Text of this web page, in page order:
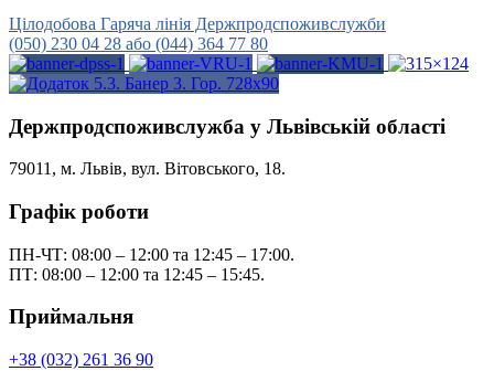
Цілодобова Гаряча лінія Держпродспоживслужби
(050) 230 04 28 або (044) 364 77 80
Держпродспоживслужба у Львівській області
79011, м. Львів, вул. Вітовського, 18.
Графік роботи
ПН-ЧТ: 08:00 – 12:00 та 12:45 – 17:00.
ПТ: 08:00 – 12:00 та 12:45 – 15:45.
Приймальня
+38 (032) 261 36 90